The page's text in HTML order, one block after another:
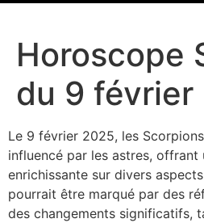
Horoscope
du 9 février
Le 9 février 2025, les
influencé par les astres, offrant
enrichissante sur divers
pourrait être marqué par des
des changements significatifs,